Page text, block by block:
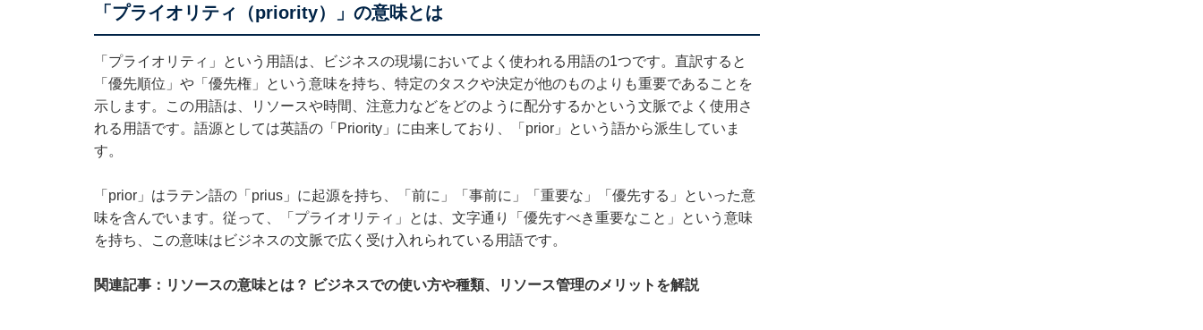
「プライオリティ（priority）」の意味とは
「プライオリティ」という用語は、ビジネスの現場においてよく使われる用語の1つです。直訳すると
「優先順位」や「優先権」という意味を持ち、特定のタスクや決定が他のものよりも重要であることを
示します。この用語は、リソースや時間、注意力などをどのように配分するかという文脈でよく使用さ
れる用語です。語源としては英語の「Priority」に由来しており、「prior」という語から派生していま
す。
「prior」はラテン語の「prius」に起源を持ち、「前に」「事前に」「重要な」「優先する」といった意
味を含んでいます。従って、「プライオリティ」とは、文字通り「優先すべき重要なこと」という意味
を持ち、この意味はビジネスの文脈で広く受け入れられている用語です。
関連記事：リソースの意味とは？ ビジネスでの使い方や種類、リソース管理のメリットを解説